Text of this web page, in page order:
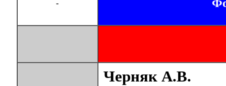
-
Черняк А.В.